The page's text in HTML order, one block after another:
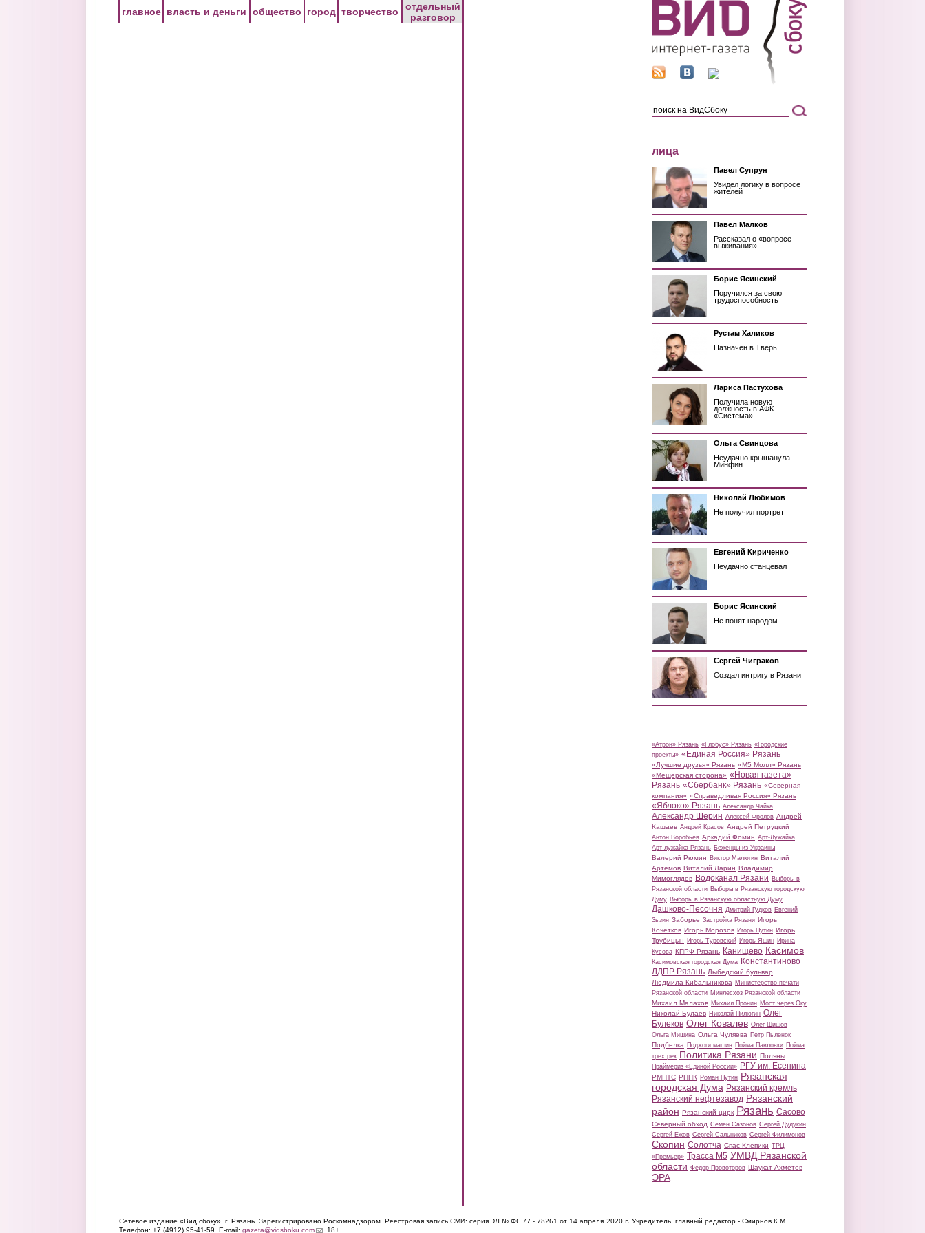
главное власть и деньги общество город творчество
отдельный
разговор
лица
Павел Супрун
Увидел логику в вопросе
жителей
Павел Малков
Рассказал о «вопросе
выживания»
Борис Ясинский
Поручился за свою
трудоспособность
Рустам Халиков
Назначен в Тверь
Лариса Пастухова
Получила новую
должность в АФК
«Система»
Ольга Свинцова
Неудачно крышанула
Минфин
Николай Любимов
Не получил портрет
Евгений Кириченко
Неудачно станцевал
Борис Ясинский
Не понят народом
Сергей Чиграков
Создал интригу в Рязани
«Атрон» Рязань «Глобус» Рязань «Городские
проекты» «Единая Россия» Рязань
«Лучшие друзья» Рязань «М5 Молл» Рязань
«Мещерская сторона» «Новая газета»
Рязань «Сбербанк» Рязань «Северная
компания» «Справедливая Россия» Рязань
«Яблоко» Рязань Александр Чайка
Александр Шерин Алексей Фролов Андрей
Кашаев Андрей Красов Андрей Петруцкий
Антон Воробьев Аркадий Фомин Арт-Лужайка
Арт-лужайка Рязань Беженцы из Украины
Валерий Рюмин Виктор Малюгин Виталий
Артемов Виталий Ларин Владимир
Мимоглядов Водоканал Рязани Выборы в
Рязанской области Выборы в Рязанскую городскую
Думу Выборы в Рязанскую областную Думу
Дашково-Песочня Дмитрий Гудков Евгений
Зызин Заборье Застройка Рязани Игорь
Кочетков Игорь Морозов Игорь Путин Игорь
Трубицын Игорь Туровский Игорь Яшин Ирина
Кусова КПРФ Рязань Канищево Касимов
Касимовская городская Дума Константиново
ЛДПР Рязань Лыбедский бульвар
Людмила Кибальникова Министерство печати
Рязанской области Минлесхоз Рязанской области
Михаил Малахов Михаил Пронин Мост через Оку
Николай Булаев Николай Пилюгин Олег
Булеков Олег Ковалев Олег Шишов
Ольга Мишина Ольга Чуляева Петр Пыленок
Подбелка Поджоги машин Пойма Павловки Пойма
трех рек Политика Рязани Поляны
Праймериз «Единой России» РГУ им. Есенина
РМПТС РНПК Роман Путин Рязанская
городская Дума Рязанский кремль
Рязанский нефтезавод Рязанский
район Рязанский цирк Рязань Сасово
Северный обход Семен Сазонов Сергей Дудукин
Сергей Ежов Сергей Сальников Сергей Филимонов
Скопин Солотча Спас-Клепики ТРЦ
«Премьер» Трасса М5 УМВД Рязанской
области Федор Провоторов Шаукат Ахметов
ЭРА
Сетевое издание «Вид сбоку», г. Рязань. Зарегистрировано Роскомнадзором. Реестровая запись СМИ: серия ЭЛ № ФС 77 - 78261 от 14 апреля 2020 г. Учредитель, главный редактор - Смирнов К.М.
Телефон: +7 (4912) 95-41-59. E-mail: gazeta@vidsboku.com(link sends e-mail)
. 18+